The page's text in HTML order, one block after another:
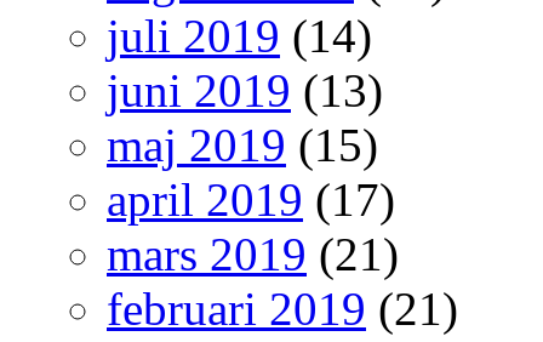
juli 2019 (14)
juni 2019 (13)
maj 2019 (15)
april 2019 (17)
mars 2019 (21)
februari 2019 (21)